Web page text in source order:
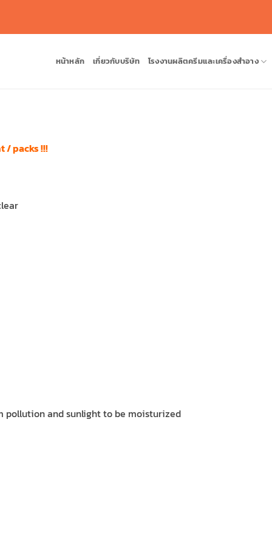
หน้าหลัก เกี่ยวกับบริษัท โรงงานผลิตครีมและเครื่องสำอาง
/ packs !!!
pollution and sunlight to be moisturized